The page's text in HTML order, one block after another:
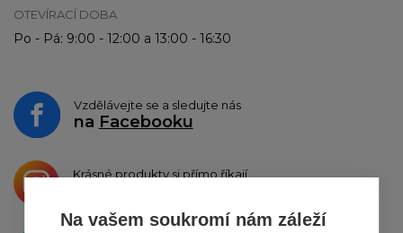
OTEVÍRACÍ DOBA
Po - Pá: 9:00 - 12:00 a 13:00 - 16:30
Vzdělávejte se a sledujte nás
na Facebooku
Krásné produkty si přímo říkají
Na vašem soukromí nám záleží